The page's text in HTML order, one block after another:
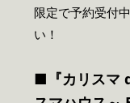
限定で予約受付
い！
■『カリスマ